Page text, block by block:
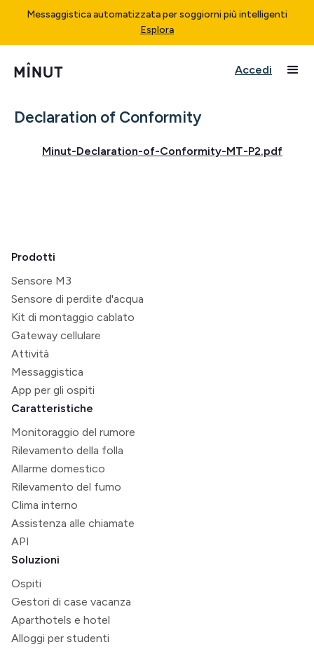
Messaggistica automatizzata per soggiorni più intelligenti
Esplora
Accedi
Declaration of Conformity
Minut-Declaration-of-Conformity-MT-P2.pdf
Prodotti
Sensore M3
Sensore di perdite d'acqua
Kit di montaggio cablato
Gateway cellulare
Attività
Messaggistica
App per gli ospiti
Caratteristiche
Monitoraggio del rumore
Rilevamento della folla
Allarme domestico
Rilevamento del fumo
Clima interno
Assistenza alle chiamate
API
Soluzioni
Ospiti
Gestori di case vacanza
Aparthotels e hotel
Alloggi per studenti